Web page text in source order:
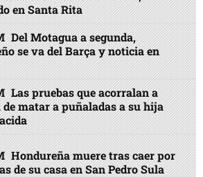
en Santa Rita
Del Motagua a segunda,
se va del Barça y noticia en
Las pruebas que acorralan a
de matar a puñaladas a su hija
Hondureña muere tras caer por
de su casa en San Pedro Sula